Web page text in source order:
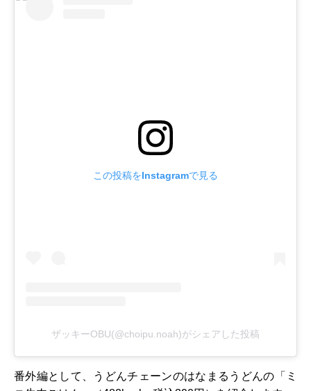
この投稿をInstagramで見る
ザッキーOBU(@choipu.noah)がシェアした投稿
番外編として、うどんチェーンのはなまるうどんの「ミ